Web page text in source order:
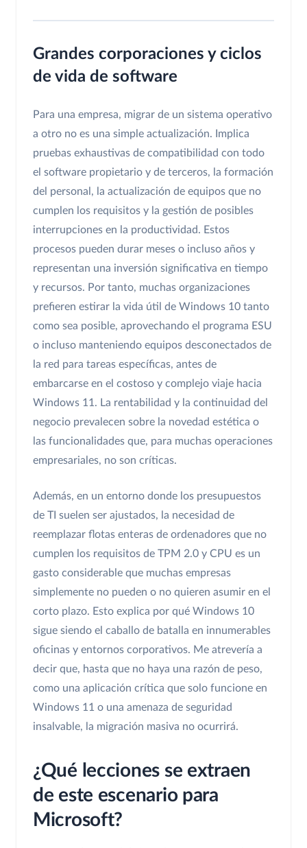
Grandes corporaciones y ciclos
de vida de software
Para una empresa, migrar de un sistema operativo
a otro no es una simple actualización. Implica
pruebas exhaustivas de compatibilidad con todo
el software propietario y de terceros, la formación
del personal, la actualización de equipos que no
cumplen los requisitos y la gestión de posibles
interrupciones en la productividad. Estos
procesos pueden durar meses o incluso años y
representan una inversión significativa en tiempo
y recursos. Por tanto, muchas organizaciones
prefieren estirar la vida útil de Windows 10 tanto
como sea posible, aprovechando el programa ESU
o incluso manteniendo equipos desconectados de
la red para tareas específicas, antes de
embarcarse en el costoso y complejo viaje hacia
Windows 11. La rentabilidad y la continuidad del
negocio prevalecen sobre la novedad estética o
las funcionalidades que, para muchas operaciones
empresariales, no son críticas.
Además, en un entorno donde los presupuestos
de TI suelen ser ajustados, la necesidad de
reemplazar flotas enteras de ordenadores que no
cumplen los requisitos de TPM 2.0 y CPU es un
gasto considerable que muchas empresas
simplemente no pueden o no quieren asumir en el
corto plazo. Esto explica por qué Windows 10
sigue siendo el caballo de batalla en innumerables
oficinas y entornos corporativos. Me atrevería a
decir que, hasta que no haya una razón de peso,
como una aplicación crítica que solo funcione en
Windows 11 o una amenaza de seguridad
insalvable, la migración masiva no ocurrirá.
¿Qué lecciones se extraen
de este escenario para
Microsoft?